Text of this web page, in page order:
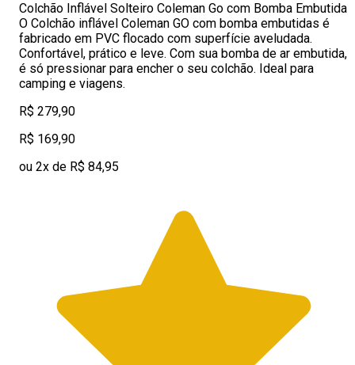
Colchão Inflável Solteiro Coleman Go com Bomba Embutida
O Colchão inflável Coleman GO com bomba embutidas é
fabricado em PVC flocado com superfície aveludada.
Confortável, prático e leve. Com sua bomba de ar embutida,
é só pressionar para encher o seu colchão. Ideal para
camping e viagens.
R$ 279,90
R$ 169,90
ou 2x de R$ 84,95